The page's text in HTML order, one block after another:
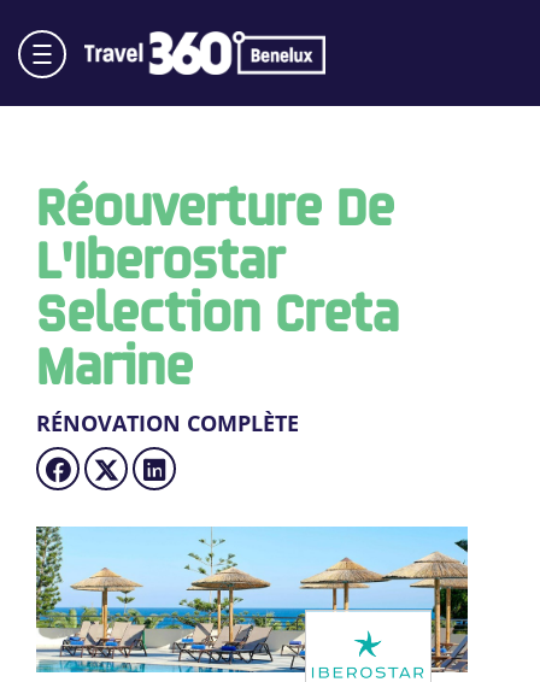
Réouverture De
L'Iberostar
Selection Creta
Marine
RÉNOVATION COMPLÈTE